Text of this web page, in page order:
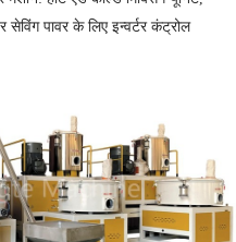
पावर के लिए इन्वर्टर कंट्रोल